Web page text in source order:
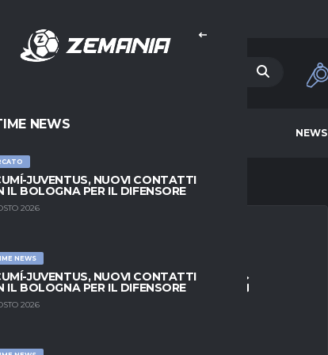
NEWS
NEWS
JUVENTUS, NUOVI CONTATTI
IL BOLOGNA PER IL DIFENSORE
2026
NEWS
JUVENTUS, NUOVI CONTATTI
IL BOLOGNA PER IL DIFENSORE
2026
FC VS JONG
EERSTE DIVISIE